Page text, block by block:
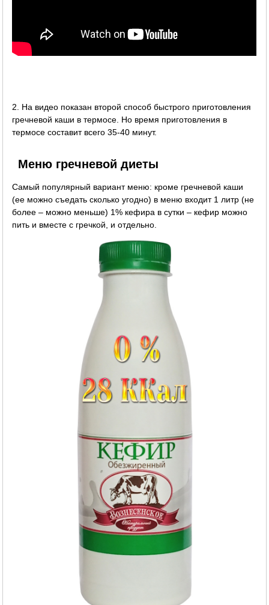
2. На видео показан второй способ быстрого приготовления
гречневой каши в термосе. Но время приготовления в
термосе составит всего 35-40 минут.
Меню гречневой диеты
Самый популярный вариант меню: кроме гречневой каши
(ее можно съедать сколько угодно) в меню входит 1 литр (не
более – можно меньше) 1% кефира в сутки – кефир можно
пить и вместе с гречкой, и отдельно.